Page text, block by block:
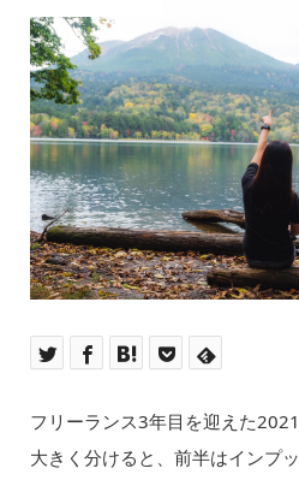
フリーランス3年目を迎えた2021
大きく分けると、前半はインプ